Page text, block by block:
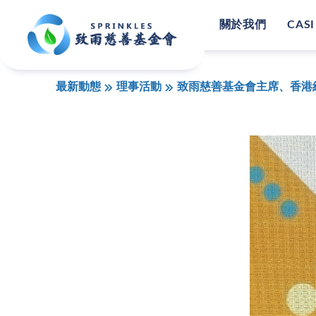
關於我們 CASI
最新動態 理事活動 致雨慈善基金會主席、香